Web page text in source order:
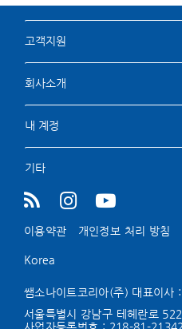
고객지원
회사소개
내 계정
기타
이용약관 개인정보 처리 방침
Korea
쌤소나이트코리아(주) 대표이사
서울특별시 강남구 테헤란로